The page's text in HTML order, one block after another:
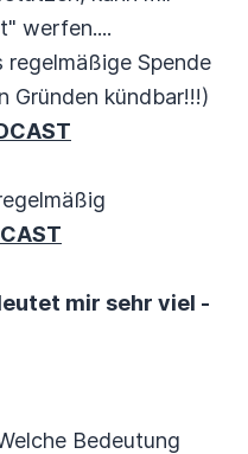
werfen....
regelmäßige Spende
Gründen kündbar!!!)
mir sehr viel -
Bedeutung